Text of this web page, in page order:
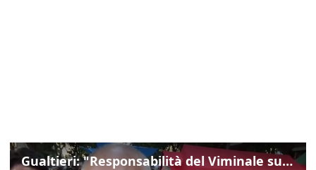
Gualtieri: "Responsabilità del Viminale su Spin Time? La posizione dei partiti è nota"